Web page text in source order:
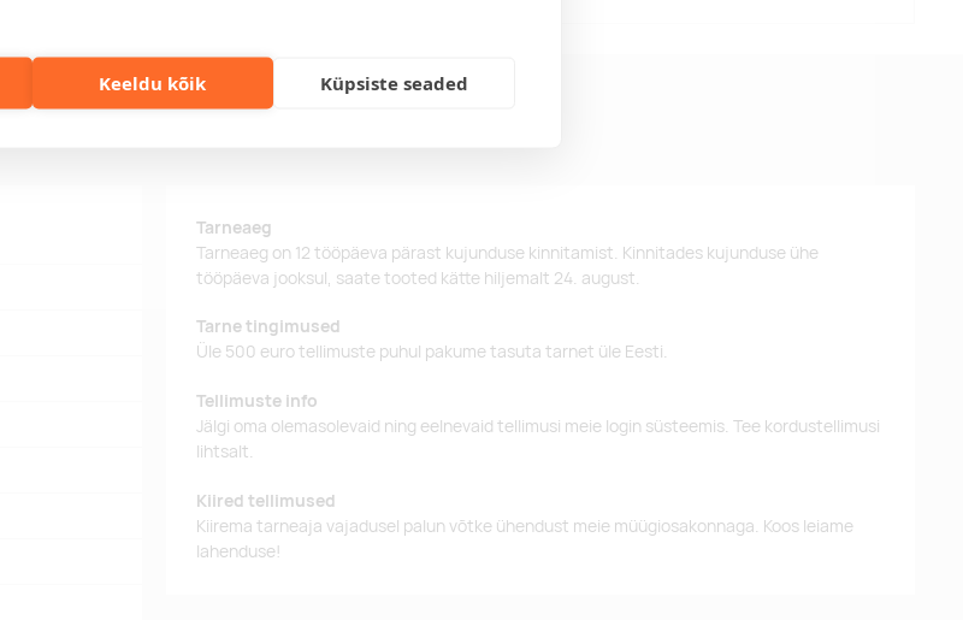
Keeldu kõik Küpsiste seaded
Tarne
Tarneaeg
Tarneaeg on 12 tööpäeva pärast kujunduse kinnitamist. Kinnitades kujunduse ühe
tööpäeva jooksul, saate tooted kätte hiljemalt 24. august.
Tarne tingimused
Üle 500 euro tellimuste puhul pakume tasuta tarnet üle Eesti.
Tellimuste info
Jälgi oma olemasolevaid ning eelnevaid tellimusi meie login süsteemis. Tee kordustellimusi
lihtsalt.
Kiired tellimused
Kiirema tarneaja vajadusel palun võtke ühendust meie müügiosakonnaga. Koos leiame
lahenduse!